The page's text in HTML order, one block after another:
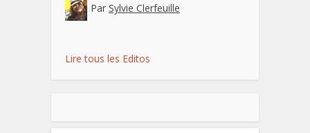
Par Sylvie Clerfeuille
Lire tous les Editos